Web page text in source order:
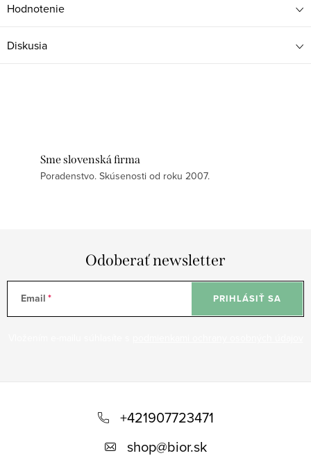
Hodnotenie
Diskusia
Sme slovenská firma
Poradenstvo. Skúsenosti od roku 2007.
Odoberať newsletter
Email PRIHLÁSIŤ SA
+421907723471
shop@bior.sk